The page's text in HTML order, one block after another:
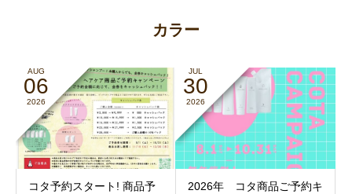
カラー
AUG
06
2026
コタ予約スタート! 商品予
JUL
30
2026
2026年 コタ商品ご予約キ